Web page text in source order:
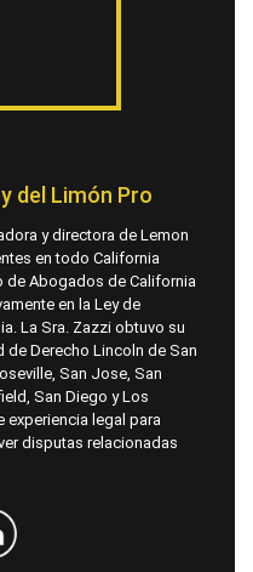
del Limón Pro
y directora de Lemon
en todo California
de Abogados de California
en la Ley de
La Sra. Zazzi obtuvo su
Derecho Lincoln de San
San Jose, San
San Diego y Los
experiencia legal para
disputas relacionadas